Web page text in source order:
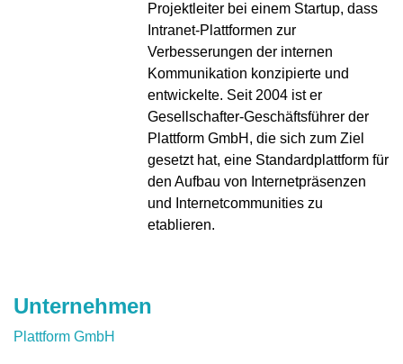
Projektleiter bei einem Startup, dass
Intranet-Plattformen zur
Verbesserungen der internen
Kommunikation konzipierte und
entwickelte. Seit 2004 ist er
Gesellschafter-Geschäftsführer der
Plattform GmbH, die sich zum Ziel
gesetzt hat, eine Standardplattform für
den Aufbau von Internetpräsenzen
und Internetcommunities zu
etablieren.
Unternehmen
Plattform GmbH